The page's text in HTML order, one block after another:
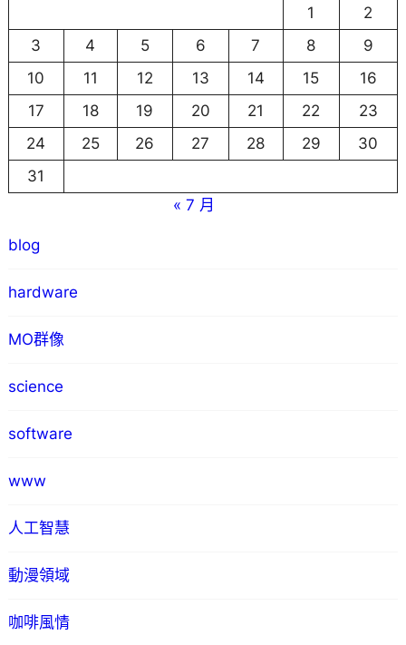
1
2
3
4 5 6 7 8
9
10
11 12 13 14 15
16
17
18 19 20 21 22
23
24
25 26 27 28 29
30
31
« 7 月
blog
hardware
MO群像
science
software
www
人工智慧
動漫領域
咖啡風情